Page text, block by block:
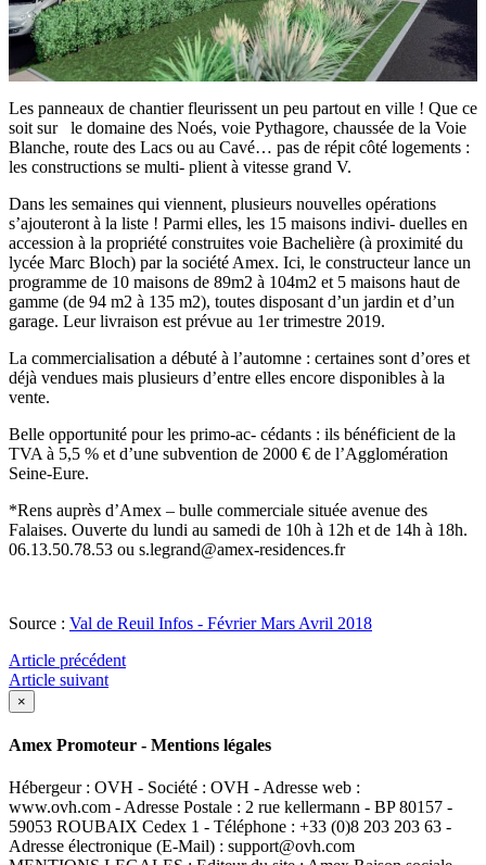
Les panneaux de chantier fleurissent un peu partout en ville ! Que ce
soit sur le domaine des Noés, voie Pythagore, chaussée de la Voie
Blanche, route des Lacs ou au Cavé… pas de répit côté logements :
les constructions se multi- plient à vitesse grand V.
Dans les semaines qui viennent, plusieurs nouvelles opérations
s’ajouteront à la liste ! Parmi elles, les 15 maisons indivi- duelles en
accession à la propriété construites voie Bachelière (à proximité du
lycée Marc Bloch) par la société Amex. Ici, le constructeur lance un
programme de 10 maisons de 89m2 à 104m2 et 5 maisons haut de
gamme (de 94 m2 à 135 m2), toutes disposant d’un jardin et d’un
garage. Leur livraison est prévue au 1er trimestre 2019.
La commercialisation a débuté à l’automne : certaines sont d’ores et
déjà vendues mais plusieurs d’entre elles encore disponibles à la
vente.
Belle opportunité pour les primo-ac- cédants : ils bénéficient de la
TVA à 5,5 % et d’une subvention de 2000 € de l’Agglomération
Seine-Eure.
*Rens auprès d’Amex – bulle commerciale située avenue des
Falaises. Ouverte du lundi au samedi de 10h à 12h et de 14h à 18h.
06.13.50.78.53 ou s.legrand@amex-residences.fr
Source : Val de Reuil Infos - Février Mars Avril 2018
Article précédent
Article suivant
×
Amex Promoteur - Mentions légales
Hébergeur : OVH - Société : OVH - Adresse web :
www.ovh.com - Adresse Postale : 2 rue kellermann - BP 80157 -
59053 ROUBAIX Cedex 1 - Téléphone : +33 (0)8 203 203 63 -
Adresse électronique (E-Mail) : support@ovh.com